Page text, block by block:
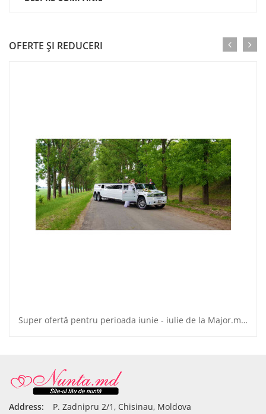
OFERTE ŞI REDUCERI
Super ofertă pentru perioada iunie - iulie de la Major.md.
Address:
P. Zadnipru 2/1, Chisinau, Moldova